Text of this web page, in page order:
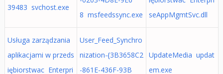
39483 svchost.exe
8 msfeedssync.exe
seAppMgmtSvc.dll
Usługa zarządzania
aplikacjami w przeds
iębiorstwac Enterpri
User_Feed_Synchro
nization-{3B3658C2
-861E-436F-93B
UpdateMedia updat
em.exe